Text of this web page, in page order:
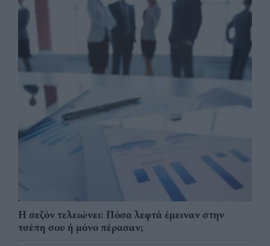
Η σεζόν τελειώνει: Πόσα λεφτά έμειναν στην
τσέπη σου ή μόνο πέρασαν;